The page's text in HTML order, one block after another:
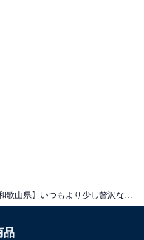
トルバスまたはタクシ
品